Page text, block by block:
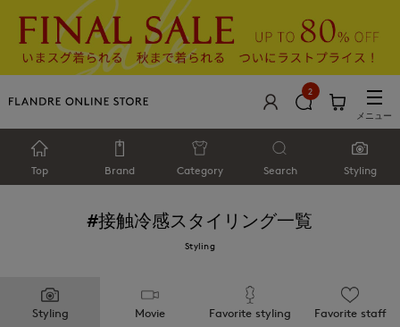
2
メニュー
Top Brand Category Search Styling
#接触冷感スタイリング一覧
Styling
Styling Movie Favorite styling Favorite staff